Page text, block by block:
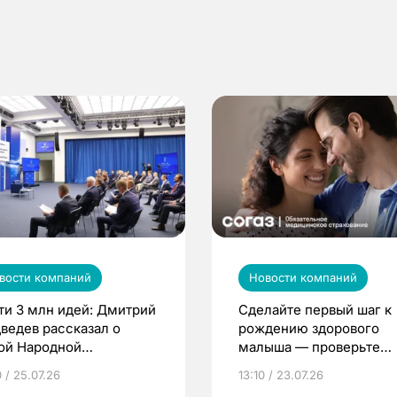
компаний
3 млн идей: Дмитрий
рассказал о
Народной
/ 25.07.26
Новости компаний
Сделайте первый шаг к
рождению здорового
малыша — проверьте
по ОМС!
13:10 / 23.07.26